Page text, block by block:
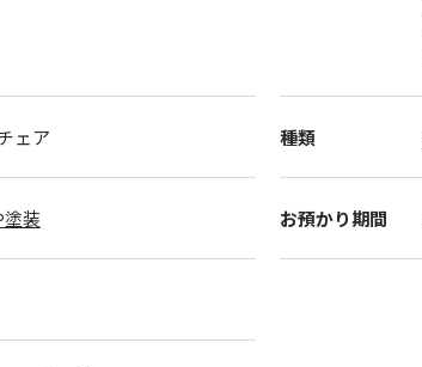
ェア 種類
装 お預かり期間